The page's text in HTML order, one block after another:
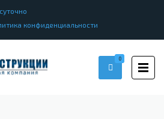
конфиденциальности
0